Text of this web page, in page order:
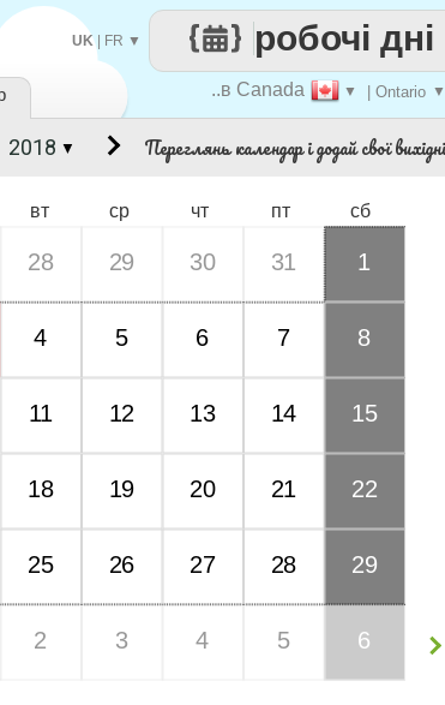
..в Canada ▼ | Ontario ▼
робочі дні
UK| FR ▼
Переглянь календар і додай свої
вт ср чт пт сб
28 29 30 31 1
4 5 6 7 8
11 12 13 14 15
18 19 20 21 22
25 26 27 28 29
2 3 4 5 6
▼